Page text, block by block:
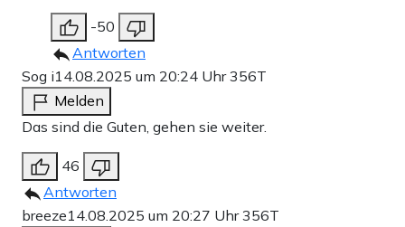
-50
Antworten
Sog i14.08.2025 um 20:24 Uhr356T
Melden
Das sind die Guten, gehen sie weiter.
46
Antworten
breeze14.08.2025 um 20:27 Uhr356T